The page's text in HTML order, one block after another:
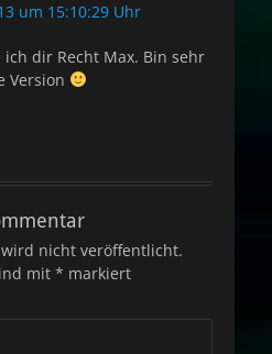
um 15:10:29 Uhr
ich dir Recht Max. Bin sehr
Version
nicht veröffentlicht.
mit * markiert